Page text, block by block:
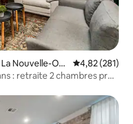
Nouvelle-Orl
Évaluation
4,82 (281)
: retraite 2 chambres près